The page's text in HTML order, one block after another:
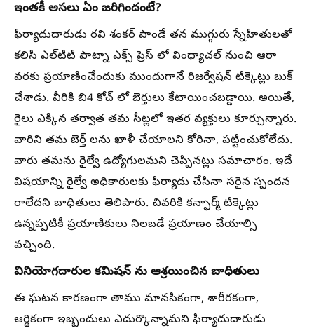
ఇంతకీ అసలు ఏం జరిగిందంటే?
ఫిర్యాదుదారుడు రవి శంకర్ పాండే తన ముగ్గురు స్నేహితులతో
కలిసి ఎల్‌టిటి పాట్నా ఎక్స్‌ ప్రెస్‌ లో వింధ్యాచల్ నుంచి ఆరా
వరకు ప్రయాణించేందుకు ముందుగానే రిజర్వేషన్ టిక్కెట్లు బుక్
చేశాడు. వీరికి బి4 కోచ్‌ లో బెర్తులు కేటాయించబడ్డాయి. అయితే,
రైలు ఎక్కిన తర్వాత తమ సీట్లలో ఇతర వ్యక్తులు కూర్చున్నారు.
వారిని తమ బెర్త్‌ లను ఖాళీ చేయాలని కోరినా, పట్టించుకోలేదు.
వారు తమను రైల్వే ఉద్యోగులమని చెప్పినట్లు సమాచారం. ఇదే
విషయాన్ని రైల్వే అధికారులకు ఫిర్యాదు చేసినా సరైన స్పందన
రాలేదని బాధితులు తెలిపారు. చివరికి కన్ఫార్మ్ టిక్కెట్లు
ఉన్నప్పటికీ ప్రయాణికులు నిలబడే ప్రయాణం చేయాల్సి
వచ్చింది.
వినియోగదారుల కమిషన్ ను ఆశ్రయించిన బాధితులు
ఈ ఘటన కారణంగా తాము మానసికంగా, శారీరకంగా,
ఆర్థికంగా ఇబ్బందులు ఎదుర్కొన్నామని ఫిర్యాదుదారుడు